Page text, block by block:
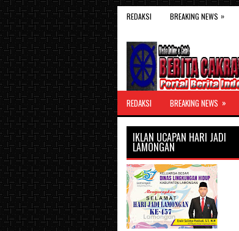
REDAKSI BREAKING NEWS »
REDAKSI BREAKING NEWS »
IKLAN UCAPAN HARI JADI
LAMONGAN